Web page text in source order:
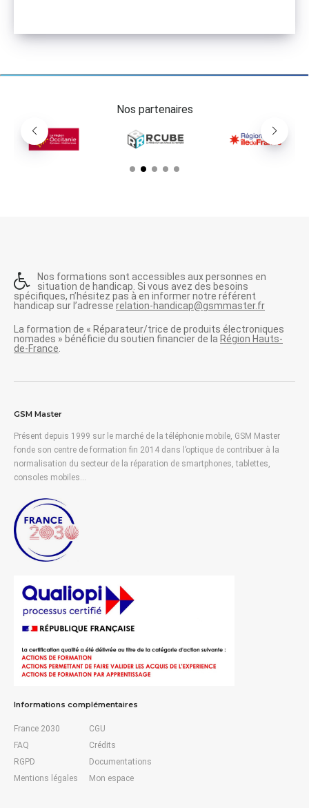
Nos partenaires
Nos formations sont accessibles aux personnes en
situation de handicap. Si vous avez des besoins
spécifiques, n’hésitez pas à en informer notre référent
handicap sur l’adresse relation-handicap@gsmmaster.fr
La formation de « Réparateur/trice de produits électroniques
nomades » bénéficie du soutien financier de la Région Hauts-
de-France.
GSM Master
Présent depuis 1999 sur le marché de la téléphonie mobile, GSM Master
fonde son centre de formation fin 2014 dans l’optique de contribuer à la
normalisation du secteur de la réparation de smartphones, tablettes,
consoles mobiles…
Informations complémentaires
France 2030
FAQ
RGPD
Mentions légales
CGU
Crédits
Documentations
Mon espace